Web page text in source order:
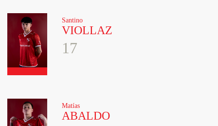
Santino
VIOLLAZ
17
Matías
ABALDO